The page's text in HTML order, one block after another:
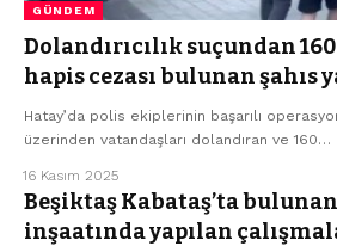
GÜNDEM
Dolandırıcılık suçundan
hapis cezası bulunan şahıs
Hatay’da polis ekiplerinin başarılı
üzerinden vatandaşları dolandıran ve 160…
16 Kasım 2025
Beşiktaş Kabataş’ta
inşaatında yapılan